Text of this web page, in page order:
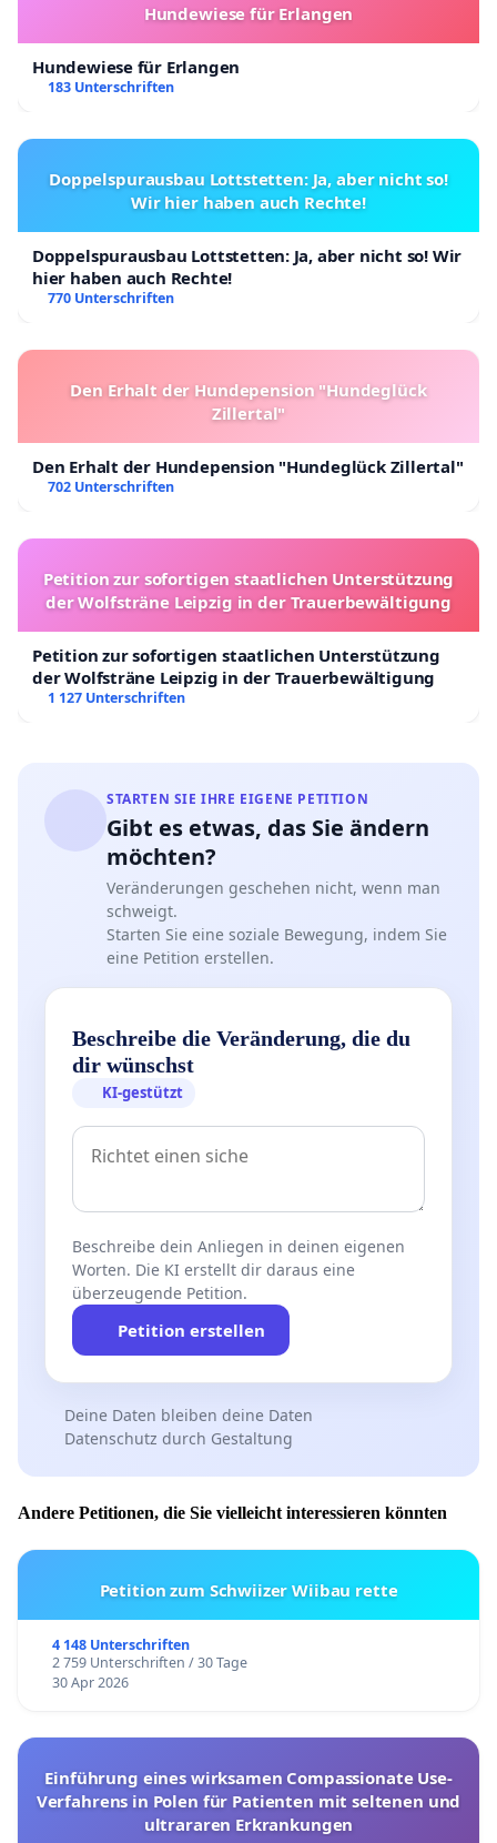
Hundewiese für Erlangen
Hundewiese für Erlangen
183 Unterschriften
Doppelspurausbau Lottstetten: Ja, aber nicht so!
Wir hier haben auch Rechte!
Doppelspurausbau Lottstetten: Ja, aber nicht so! Wir
hier haben auch Rechte!
770 Unterschriften
Den Erhalt der Hundepension "Hundeglück
Zillertal"
Den Erhalt der Hundepension "Hundeglück Zillertal"
702 Unterschriften
Petition zur sofortigen staatlichen Unterstützung
der Wolfsträne Leipzig in der Trauerbewältigung
Petition zur sofortigen staatlichen Unterstützung
der Wolfsträne Leipzig in der Trauerbewältigung
1 127 Unterschriften
STARTEN SIE IHRE EIGENE PETITION
Gibt es etwas, das Sie ändern
möchten?
Veränderungen geschehen nicht, wenn man
schweigt.
Starten Sie eine soziale Bewegung, indem Sie
eine Petition erstellen.
Beschreibe die Veränderung, die du
dir wünschst
KI-gestützt
Beschreibe dein Anliegen in deinen eigenen
Worten. Die KI erstellt dir daraus eine
überzeugende Petition.
Petition erstellen
Deine Daten bleiben deine Daten
Datenschutz durch Gestaltung
Andere Petitionen, die Sie vielleicht interessieren könnten
Petition zum Schwiizer Wiibau rette
4 148 Unterschriften
2 759 Unterschriften / 30 Tage
30 Apr 2026
Einführung eines wirksamen Compassionate Use-
Verfahrens in Polen für Patienten mit seltenen und
ultrararen Erkrankungen